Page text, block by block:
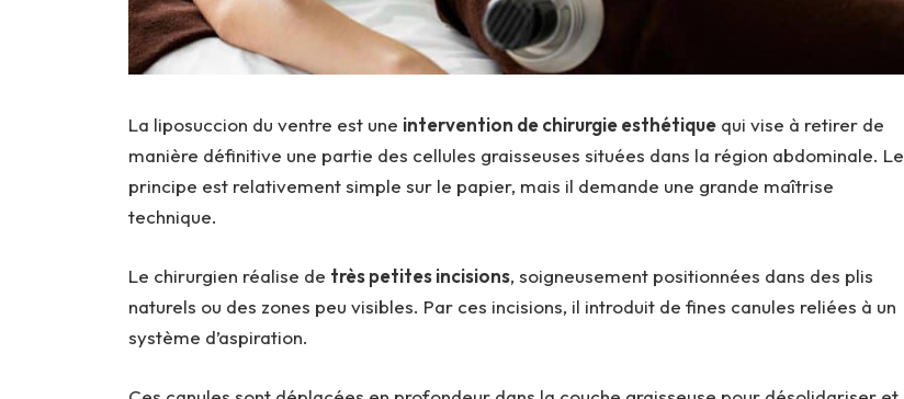
La liposuccion du ventre est une intervention de chirurgie esthétique qui vise à retirer de
manière définitive une partie des cellules graisseuses situées dans la région abdominale. Le
principe est relativement simple sur le papier, mais il demande une grande maîtrise
technique.
Le chirurgien réalise de très petites incisions, soigneusement positionnées dans des plis
naturels ou des zones peu visibles. Par ces incisions, il introduit de fines canules reliées à un
système d’aspiration.